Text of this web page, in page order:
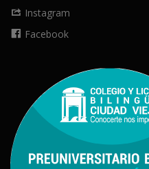
Instagram
Facebook